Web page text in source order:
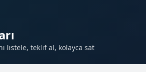
listele, teklif al, kolayca sat